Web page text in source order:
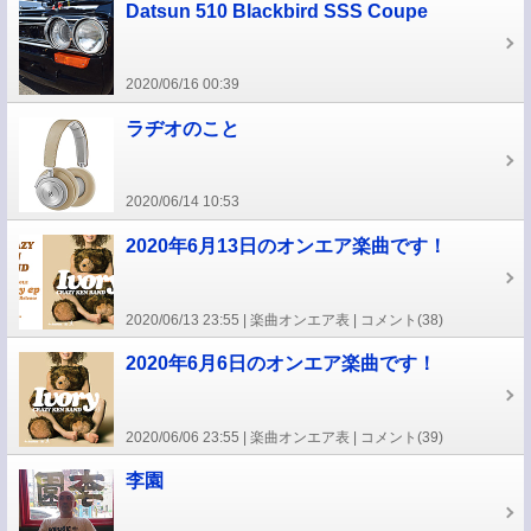
Datsun 510 Blackbird SSS Coupe
2020/06/16 00:39
ラヂオのこと
2020/06/14 10:53
2020年6月13日のオンエア楽曲です！
2020/06/13 23:55 楽曲オンエア表 コメント(38)
2020年6月6日のオンエア楽曲です！
2020/06/06 23:55 楽曲オンエア表 コメント(39)
李園